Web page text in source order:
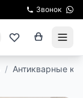
Звонок
/ Антикварные